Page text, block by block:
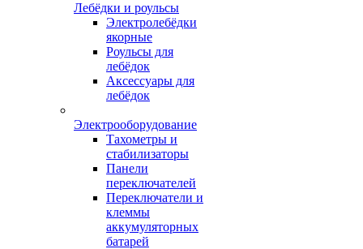
Лебёдки и роульсы
Электролебёдки
якорные
Роульсы для
лебёдок
Аксессуары для
лебёдок
Электрооборудование
Тахометры и
стабилизаторы
Панели
переключателей
Переключатели и
клеммы
аккумуляторных
батарей